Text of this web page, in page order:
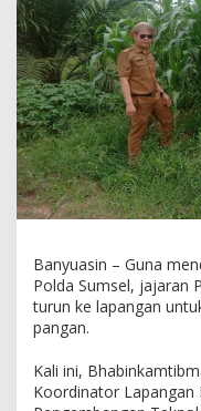
l
t
Banyuasin – Guna
Polda Sumsel, jajaran
turun ke lapangan
pangan.
Kali ini,
Koordinator Lapangan